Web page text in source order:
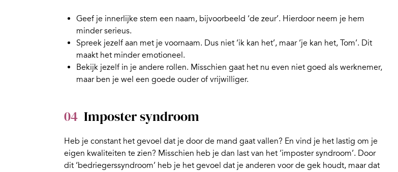
Geef je innerlijke stem een naam, bijvoorbeeld ‘de zeur’. Hierdoor neem je hem
minder serieus.
Spreek jezelf aan met je voornaam. Dus niet ‘ik kan het’, maar ‘je kan het, Tom’. Dit
maakt het minder emotioneel.
Bekijk jezelf in je andere rollen. Misschien gaat het nu even niet goed als werknemer,
maar ben je wel een goede ouder of vrijwilliger.
04 Imposter syndroom
Heb je constant het gevoel dat je door de mand gaat vallen? En vind je het lastig om je
eigen kwaliteiten te zien? Misschien heb je dan last van het ‘imposter syndroom’. Door
dit ‘bedriegerssyndroom’ heb je het gevoel dat je anderen voor de gek houdt, maar dat